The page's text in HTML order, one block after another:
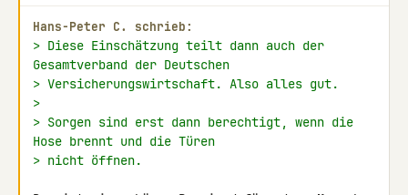
Hans-Peter C. schrieb:
> Diese Einschätzung teilt dann auch der
Gesamtverband der Deutschen
> Versicherungswirtschaft. Also alles gut.
>
> Sorgen sind erst dann berechtigt, wenn die
Hose brennt und die Türen
> nicht öffnen.